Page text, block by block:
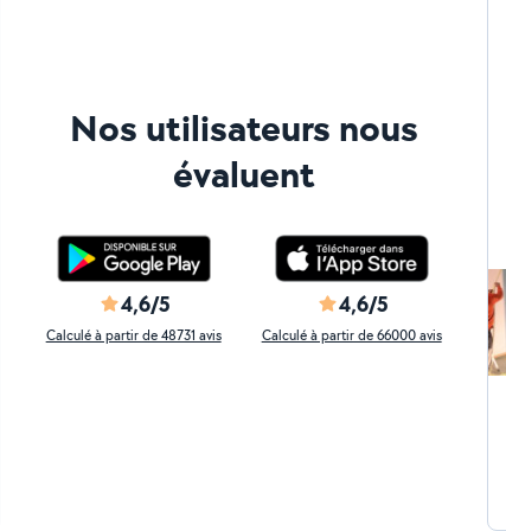
Nos utilisateurs nous
évaluent
4,6/5
Calculé à partir de 48731 avis
4,6/5
Calculé à partir de 66000 avis